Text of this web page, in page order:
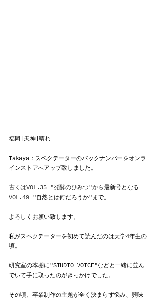
福岡|天神|晴れ
Takaya：スペクテーターのバックナンバーをオンラ
インストアへアップ致しました。
古くはVOL.35 "発酵のひみつ"から最新号となる
VOL.49 "自然とは何だろうか"まで。
よろしくお願い致します。
私がスペクテーターを初めて読んだのは大学4年生の
頃。
研究室の本棚に"STUDIO VOICE"などと一緒に並ん
でいて手に取ったのがきっかけでした。
その頃、卒業制作の主題が全く決まらず悩み、興味